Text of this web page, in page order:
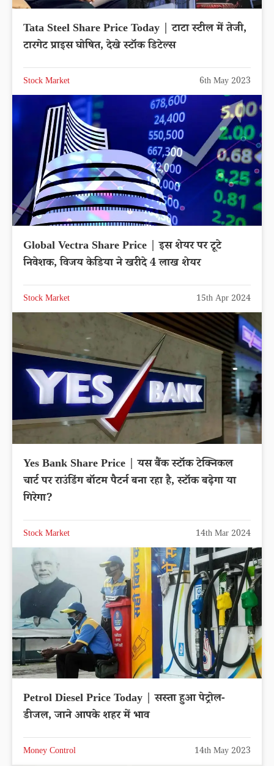
Tata Steel Share Price Today | टाटा स्टील में तेजी,
टारगेट प्राइस घोषित, देखे स्टॉक डिटेल्स
Stock Market 6th May 2023
Global Vectra Share Price | इस शेयर पर टूटे
निवेशक, विजय केडिया ने खरीदे 4 लाख शेयर
Stock Market 15th Apr 2024
Yes Bank Share Price | यस बैंक स्टॉक टेक्निकल
चार्ट पर राउंडिंग बॉटम पैटर्न बना रहा है, स्टॉक बढ़ेगा या
गिरेगा?
Stock Market 14th Mar 2024
Petrol Diesel Price Today | सस्ता हुआ पेट्रोल-
डीजल, जाने आपके शहर में भाव
Money Control 14th May 2023